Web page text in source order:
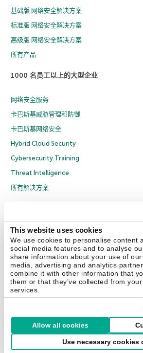
This website uses cookies
We use cookies to personalise content
social media features and to analyse
share information about your use of
media, advertising and analytics
combine it with other information that
them or that they’ve collected from
services.
Allow all cookies
Use necessary cookies
基础版 网络安全解决方案
标准版 网络安全解决方案
高级版 网络安全解决方案
所有产品
1000 名员工以上的大型企业
网络安全服务
卡巴斯基威胁管理和防御
卡巴斯基网络安全
Hybrid Cloud Security
Cybersecurity Training
Threat Intelligence
所有解决方案
京ICP备12053225号
京公网安备 11010102001169
联系我们 关于我们 合作伙伴 Blog 资源中心
Securelist Eugene Personal Blog
中国 (China)